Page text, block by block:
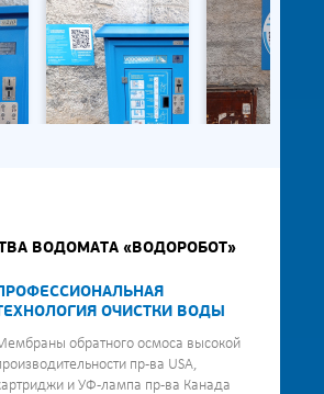
ВОДОМАТА «ВОДОРОБОТ»
ОЧИСТКИ ВОДЫ
обратного осмоса высокой
пр-ва USA,
и УФ-лампа пр-ва Канада